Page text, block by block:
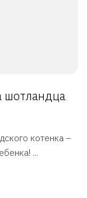
шотландца
котенка –
...